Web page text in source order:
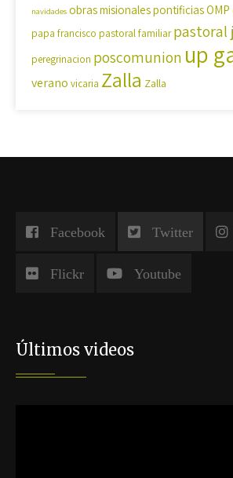
navidades obras misionales pontificiasOMP
papa francisco pastoral familiar pastoral
peregrinacion poscomunion up
verano vicaria Zalla Zalla
Facebook Twitter
Flickr Youtube
Últimos videos